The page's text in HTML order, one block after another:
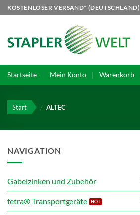
Zum
Inhalt
KOSTENLOSER VERSAND* (DEUTSCHLAND)
Startseite Mein Konto Warenkorb
Start / ALTEC
NAVIGATION
Gabelzinken und Zubehör
fetra® Transportgeräte